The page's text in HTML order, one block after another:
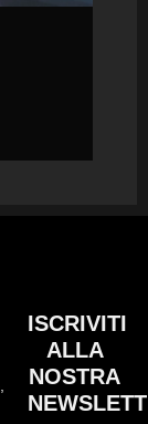
ISCRIVITI
ALLA
NOSTRA